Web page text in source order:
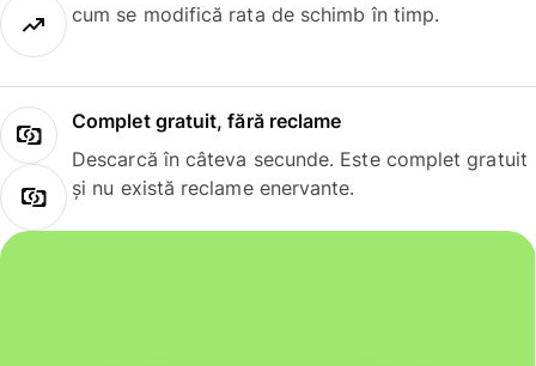
cum se modifică rata de schimb în timp.
Complet gratuit, fără reclame
Descarcă în câteva secunde. Este complet gratuit
și nu există reclame enervante.